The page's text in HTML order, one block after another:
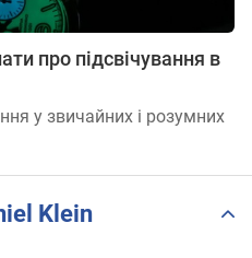
про підсвічування в
у звичайних і розумних
Klein